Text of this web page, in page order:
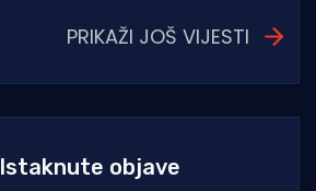
PRIKAŽI JOŠ VIJESTI
Istaknute objave